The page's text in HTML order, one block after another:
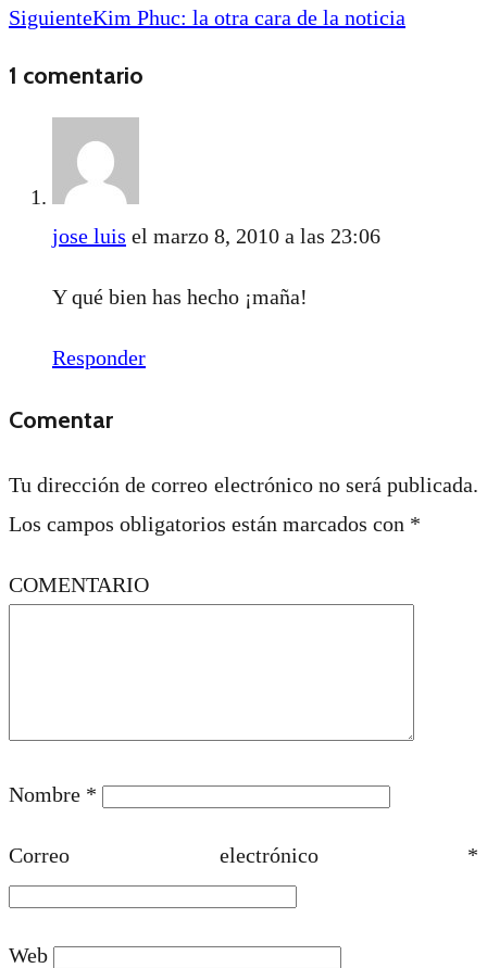
SiguienteKim Phuc: la otra cara de la noticia
1 comentario
jose luis el marzo 8, 2010 a las 23:06
Y qué bien has hecho ¡maña!
Responder
Comentar
Tu dirección de correo electrónico no será publicada.
Los campos obligatorios están marcados con *
COMENTARIO
Nombre *
Correo electrónico *
Web